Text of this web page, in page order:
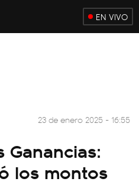
EN VIVO
23 de enero 2025 - 16:55
Ganancias:
los montos